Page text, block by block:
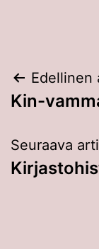
selaus
Edellinen
Kin-
Seuraava